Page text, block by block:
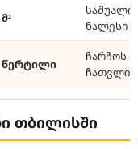
საშუალო
ნალესი
წერტილი
ჩარჩოს
ჩათვლით
თბილისში